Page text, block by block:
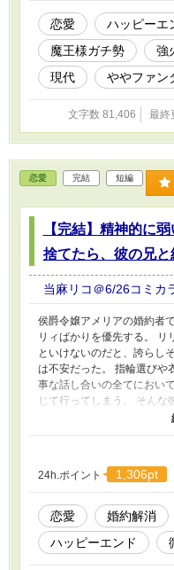
を、好き放題に愛でまくる
恋愛 ハッピーエ
魔王様ガチ勢
強
現代
ややファン
文字数 81,406 最終
恋愛 完結 短編
【完結】精神的に
捨てたら、彼の兄
当麻リコ＠6/26コミカ
侯爵令嬢アメリアの婚約者
リィばかりを優先する。 リ
といけないのだと、誇らし
は不安だった。 指輪選びや
事な話し合いの全てにおい
じて行ってしまう。 そんな
との結婚生活を諦めた。 け
カーの父親に相談すると、
まう。 仕方なく保留を承知
いたミュスカーの兄、アー
た。 「必ず幸せにすると約
ずっと好きで、けれど他に
ロンからの告白に、アメリ
かった。
24h.ポイント 1,306pt
恋愛 婚約解消
ハッピーエンド